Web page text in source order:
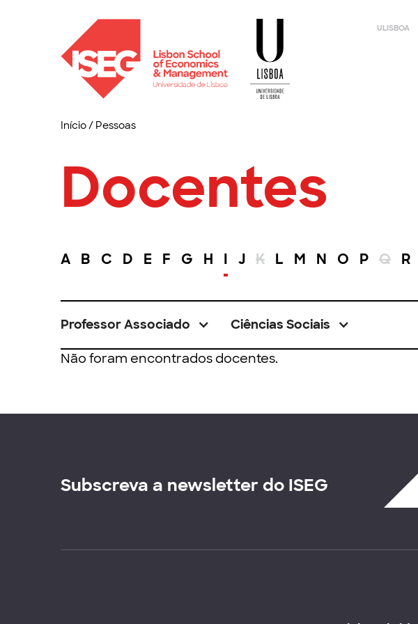
ULISBOA
Início/ Pessoas
Docentes
A B C D E F G H I J K L M N O P Q R
Professor Associado Ciências Sociais
Não foram encontrados docentes.
Subscreva a newsletter do ISEG